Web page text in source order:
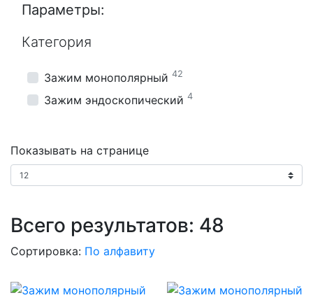
Параметры:
Категория
Зажим монополярный 42
Зажим эндоскопический 4
Показывать на странице
Всего результатов: 48
Сортировка: По алфавиту